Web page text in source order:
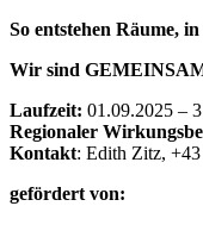
So entstehen Räume,
Wir sind
Laufzeit: 01.09.2025 –
Regionaler
Kontakt: Edith Zitz,
gefördert von: